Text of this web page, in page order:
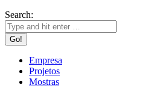
Search:
Empresa
Projetos
Mostras